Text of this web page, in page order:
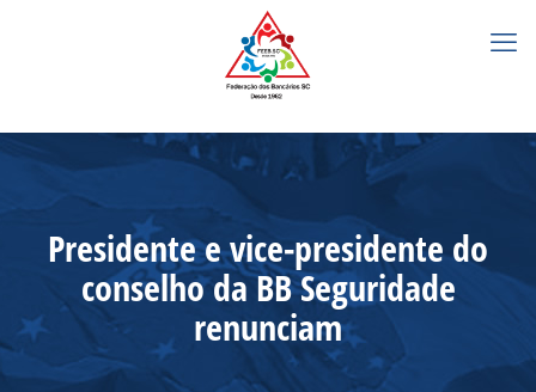
Presidente e vice-presidente do
conselho da BB Seguridade
renunciam